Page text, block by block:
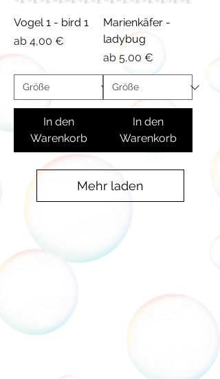
Vogel 1 - bird 1
ab 4,00 €
Sale-Preis
In den
Warenkorb
Marienkäfer -
ladybug
ab 5,00 €
Sale-Preis
In den
Warenkorb
Mehr laden